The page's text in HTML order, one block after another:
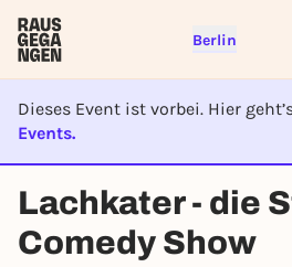
Berlin
Dieses Event ist vorbei. Hier
Events.
EVENT IST
Lachkater - die
Comedy Show
right
To like events, follow pages,
lotteries, you need a free